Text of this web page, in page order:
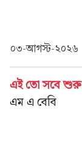
০৩-আগস্ট-২০২৬
এই তো সবে শুরু
এম এ বেবি